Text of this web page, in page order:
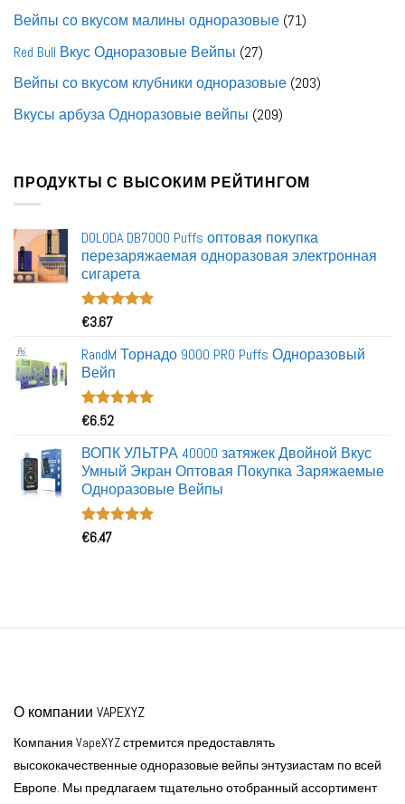
товаров
Вейпы со вкусом малины одноразовые 7171
Red Bull Вкус Одноразовые Вейпы 2727
товаров
Вейпы со вкусом клубники одноразовые 203203
Вкусы арбуза Одноразовые вейпы 209209
ПРОДУКТЫ С ВЫСОКИМ РЕЙТИНГОМ
DOLODA DB7000 Puffs оптовая покупка
перезаряжаемая одноразовая электронная
сигарета
Номинальный
€3.67
RandM Торнадо 9000 PRO Puffs Одноразовый
Вейп
Номинальный
€6.52
ВОПК УЛЬТРА 40000 затяжек Двойной Вкус
Умный Экран Оптовая Покупка Заряжаемые
Одноразовые Вейпы
Номинальный
€6.47
О компании VAPEXYZ
Компания VapeXYZ стремится предоставлять
высококачественные одноразовые вейпы энтузиастам по всей
Европе. Мы предлагаем тщательно отобранный ассортимент